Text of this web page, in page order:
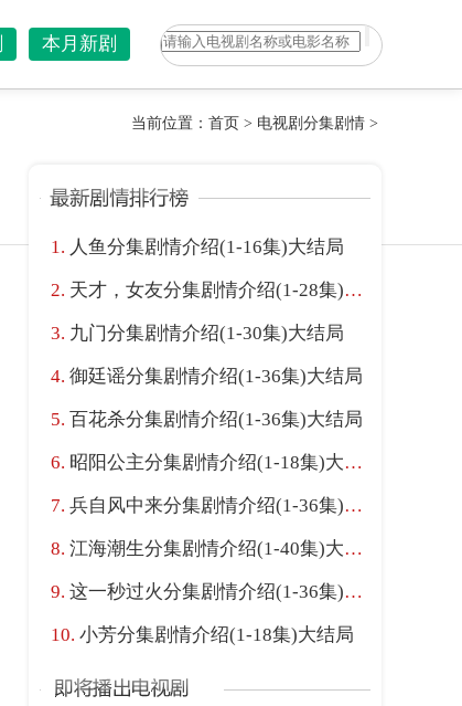
本月新剧
当前位置： 首页 > 电视剧分集剧情 >
人鱼分集剧情介绍(1-16集)大结局
天才，女友分集剧情介绍(1-28集)大结局
九门分集剧情介绍(1-30集)大结局
御廷谣分集剧情介绍(1-36集)大结局
百花杀分集剧情介绍(1-36集)大结局
昭阳公主分集剧情介绍(1-18集)大结局
兵自风中来分集剧情介绍(1-36集)大结局
江海潮生分集剧情介绍(1-40集)大结局
这一秒过火分集剧情介绍(1-36集)大结局
小芳分集剧情介绍(1-18集)大结局